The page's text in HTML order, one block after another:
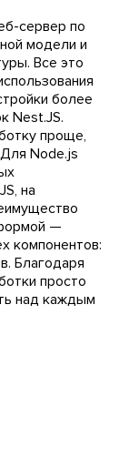
сервер по
модели и
Все это
более
Nest.JS.
проще,
Node.js
на
—
компонентов:
Благодаря
просто
над каждым